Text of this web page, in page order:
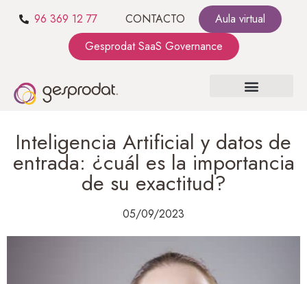
96 369 12 77 CONTACTO
Aula virtual
Gesprodat SaaS Governance
Inteligencia Artificial y datos de
entrada: ¿cuál es la importancia
de su exactitud?
05/09/2023